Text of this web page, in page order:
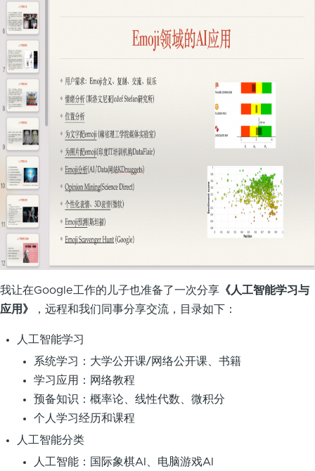
我让在Google工作的儿子也准备了一次分享 《人工智能学习与
应用》
，远程和我们同事分享交流，目录如下：
人工智能学习
系统学习：大学公开课/网络公开课、书籍
学习应用：网络教程
预备知识：概率论、线性代数、微积分
个人学习经历和课程
人工智能分类
人工智能：国际象棋AI、电脑游戏AI